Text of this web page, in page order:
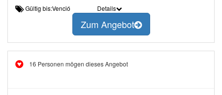
Gültig bis:Venció Details
Zum Angebot
16 Personen mögen dieses Angebot